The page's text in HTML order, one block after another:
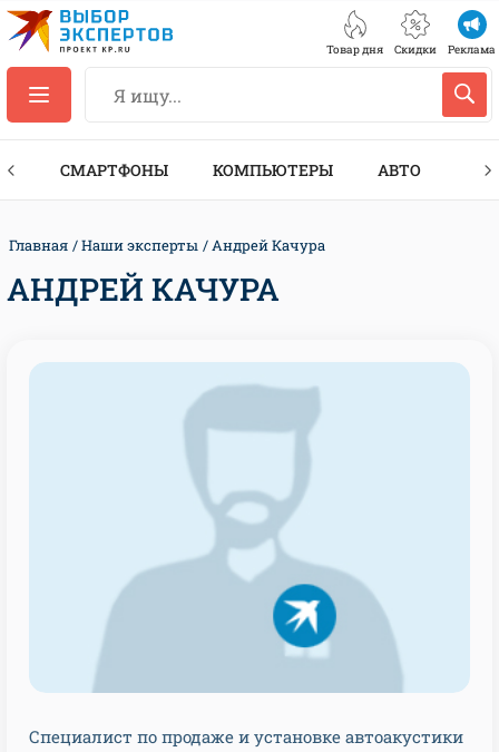
Товар дня Скидки Реклама
СМАРТФОНЫ КОМПЬЮТЕРЫ АВТО
Главная Наши эксперты Андрей Качура
АНДРЕЙ КАЧУРА
Специалист по продаже и установке автоакустики